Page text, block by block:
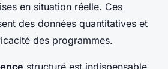
en situation réelle. Ces
des données quantitatives et
des programmes.